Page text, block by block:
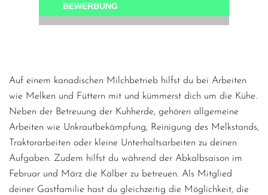
BEWERBUNG
Auf einem kanadischen Milchbetrieb hilfst du bei Arbeiten
wie Melken und Füttern mit und kümmerst dich um die Kühe.
Neben der Betreuung der Kuhherde, gehören allgemeine
Arbeiten wie Unkrautbekämpfung, Reinigung des Melkstands,
Traktorarbeiten oder kleine Unterhaltsarbeiten zu deinen
Aufgaben. Zudem hilfst du während der Abkalbsaison im
Februar und März die Kälber zu betreuen. Als Mitglied
deiner Gastfamilie hast du gleichzeitig die Möglichkeit, die